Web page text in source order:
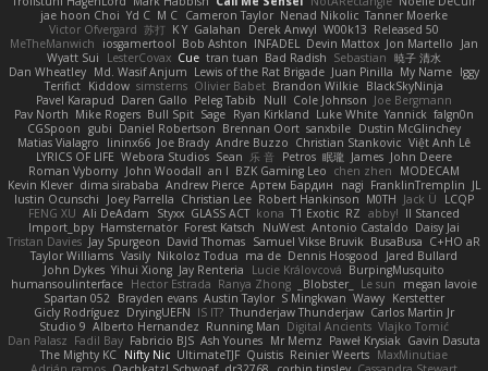
jae hoon Choi Yd C M C Cameron Taylor Nenad Nikolic Tanner Moerke
Victor Ofvergard 苏打 K Y Galahan Derek Anwyl W00k13 Released 50
MeTheManwich
iosgamertool Bob Ashton INFADEL Devin Mattox Jon Martello
Jan
Wyatt Sui
LesterCovax Cue tran tuan Bad Radish Sebastian 暁子 清水
Dan Wheatley Md. Wasif Anjum Lewis of the Rat Brigade Juan Pinilla My Name Iggy
Terifict Kiddow simsterns Olivier Babet Brandon Wilkie BlackSkyNinja
Pavel Karapud Daren Gallo Peleg Tabib Null Cole Johnson Joe Bergmann
Pav North Mike Rogers Bull Spit Sage Ryan Kirkland Luke White Yannick falgn0n
CGSpoon gubi Daniel Robertson Brennan Oort sanxbile Dustin McGlinchey
Matias Vialagro
lininx66 Joe Brady Andre Buzzo Christian Stankovic Việt Anh Lê
LYRICS OF LIFE Webora Studios Sean 乐 音 Petros 眠瓏 James John Deere
Roman Vyborny John Woodall an l BZK Gaming Leo chen zhen
MODECAM
Kevin Klever dima sirababa Andrew Pierce Артем Бардин nagi FranklinTremplin JL
Iustin Ocunschi
Joey Parrella Christian Lee Robert Hankinson M0TH Jack Ü
LCQP
FENG XU Ali DeAdam Styxx GLASS ACT kona T1 Exotic RZ abby! ll Stanced
Import_bpy Hamsternator Forest Katsch NuWest Antonio Castaldo Daisy Jai
Tristan Davies Jay Spurgeon David Thomas Samuel Vikse Bruvik BusaBusa C+HO aR
Taylor Williams Vasily Nikoloz Todua ma de Dennis Hosgood
Jared Bullard
John Dykes Yihui Xiong Jay Renteria Lucie Královcová BurpingMusquito
humansoulinterface Hector Estrada Ranya Zhong _Blobster_ Le sun
megan lavoie
Spartan 052
Brayden evans Austin Taylor S Mingkwan Wawy Kerstetter
Gicly Rodríguez DryingUEFN IS IT? Thunderjaw Thunderjaw Carlos Martin Jr
Studio 9 Alberto Hernandez Running Man Digital Ancients Vlajko Tomić
Dan Palasz Fadil Bay Fabricio BJS Ash Younes Mr Memz Paweł Krysiak Gavin Dasuta
The Mighty KC Nifty Nic UltimateTJF Quistis Reinier Weerts MaxMinutiae